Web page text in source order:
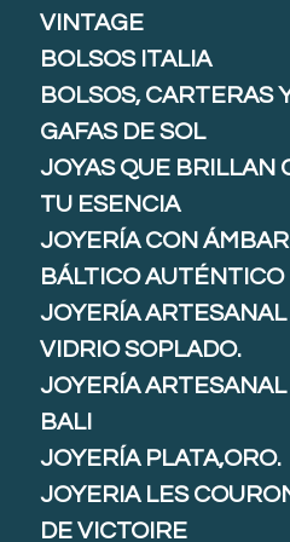
VINTAGE
BOLSOS ITALIA
BOLSOS, CARTERAS
GAFAS DE SOL
JOYAS QUE BRILLAN
TU ESENCIA
JOYERÍA CON ÁMBAR
BÁLTICO AUTÉNTICO
JOYERÍA ARTESANAL
VIDRIO SOPLADO.
JOYERÍA ARTESANAL
BALI
JOYERÍA PLATA,ORO.
JOYERIA LES
DE VICTOIRE